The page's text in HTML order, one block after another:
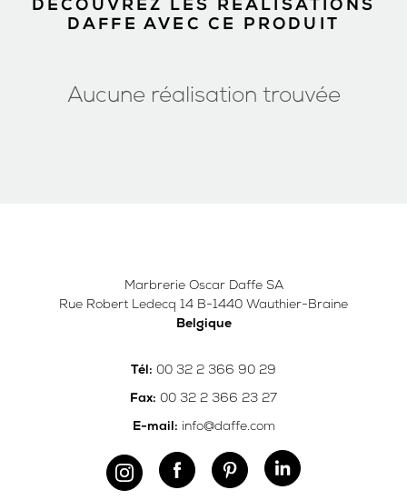
DÉCOUVREZ LES RÉALISATIONS
DAFFE AVEC CE PRODUIT
Aucune réalisation trouvée
Marbrerie Oscar Daffe SA
Rue Robert Ledecq 14 B-1440 Wauthier-Braine
Belgique
Tél: 00 32 2 366 90 29
Fax: 00 32 2 366 23 27
E-mail: info@daffe.com